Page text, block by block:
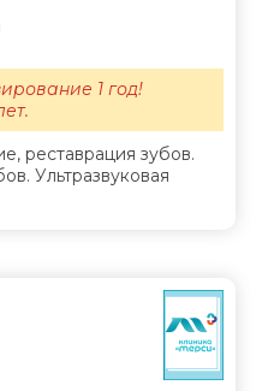
реставрация зубов.
Ультразвуковая
1 год!